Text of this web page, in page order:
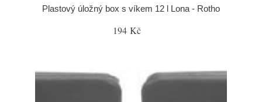
Plastový úložný box s víkem 12 l Lona - Rotho
194 Kč